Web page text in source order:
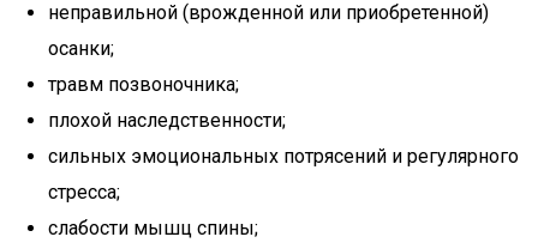
неправильной (врожденной или приобретенной)
осанки;
травм позвоночника;
плохой наследственности;
сильных эмоциональных потрясений и регулярного
стресса;
слабости мышц спины;